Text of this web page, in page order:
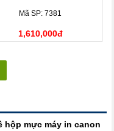
Mã SP: 7381
1,610,000đ
hộp mực máy in canon